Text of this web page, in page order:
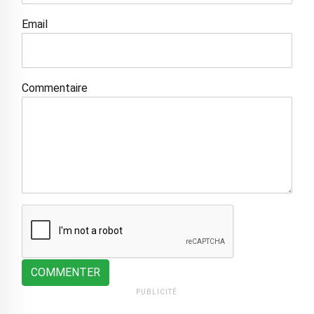
Email
Commentaire
COMMENTER
PUBLICITÉ